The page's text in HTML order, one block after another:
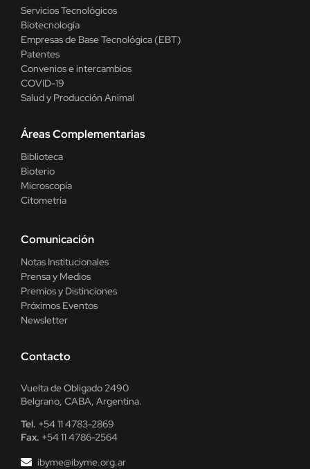
Servicios Tecnológicos
Biotecnología
Empresas de Base Tecnológica (EBT)
Patentes
Convenios e intercambios
COVID-19
Salud y Producción Animal
Áreas Complementarias
Biblioteca
Bioterio
Microscopía
Citometría
Comunicación
Notas Institucionales
Prensa y Medios
Premios y Distinciones
Próximos Eventos
Newsletter
Contacto
Vuelta de Obligado 2490
Belgrano, CABA, Argentina.
Tel. +54 11 4783-2869
Fax. +54 11 4786-2564
ibyme@ibyme.org.ar